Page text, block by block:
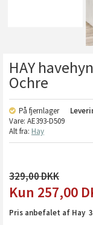
HAY
Ochre
På fjernlager
Vare: AE393-D509
Alt fra: Hay
329,00
257,00
Pris anbefalet af Hay